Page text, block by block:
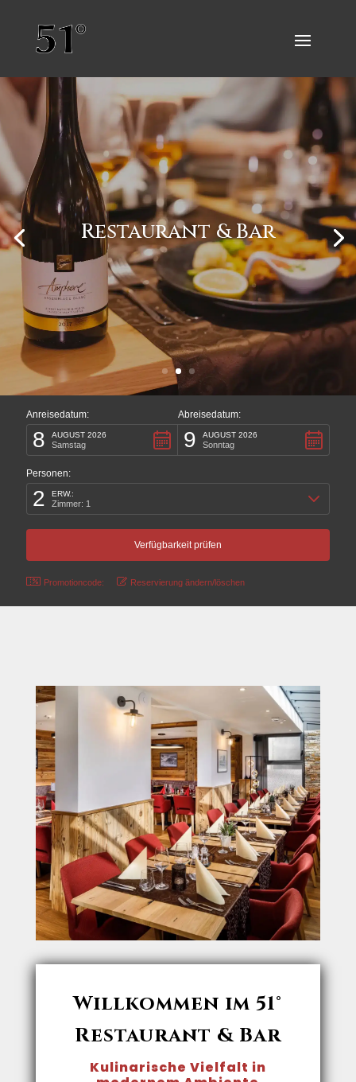
Restaurant & Bar
Anreisedatum:
8 AUGUST 2026
Samstag
Abreisedatum:
9 AUGUST 2026
Sonntag
Personen:
2 ERW.:
Zimmer: 1
Promotioncode: Reservierung ändern/löschen
Willkommen im 51°
Restaurant & Bar
Kulinarische Vielfalt in